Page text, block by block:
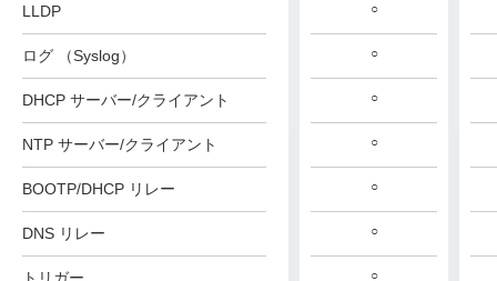
LLDP
ログ （Syslog）
DHCP サーバー/クライアント
NTP サーバー/クライアント
BOOTP/DHCP リレー
DNS リレー
○
○
○
○
○
○
○